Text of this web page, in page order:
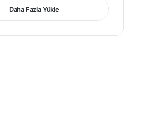
Daha Fazla Yükle